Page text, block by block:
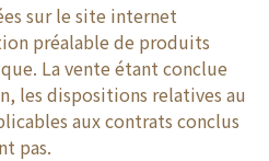
sur le site internet
préalable de produits
La vente étant conclue
les dispositions relatives au
aux contrats conclus
pas.